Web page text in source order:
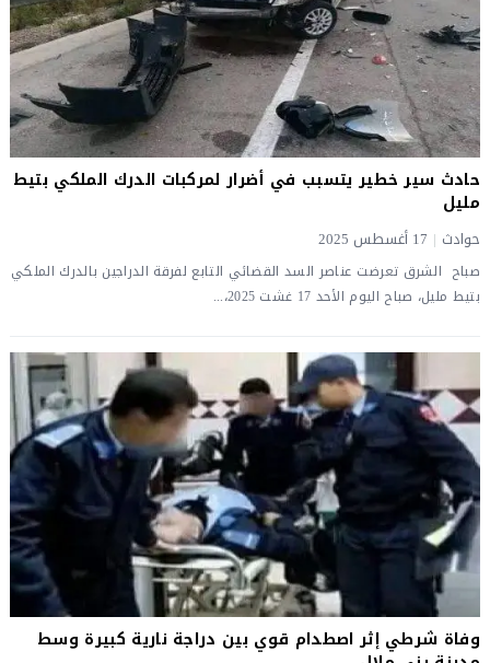
حادث سير خطير يتسبب في أضرار لمركبات الدرك الملكي بتيط
مليل
حوادث 17 أغسطس 2025
صباح الشرق تعرضت عناصر السد القضائي التابع لفرقة الدراجين بالدرك الملكي
بتيط مليل، صباح اليوم الأحد 17 غشت 2025،...
وفاة شرطي إثر اصطدام قوي بين دراجة نارية كبيرة وسط